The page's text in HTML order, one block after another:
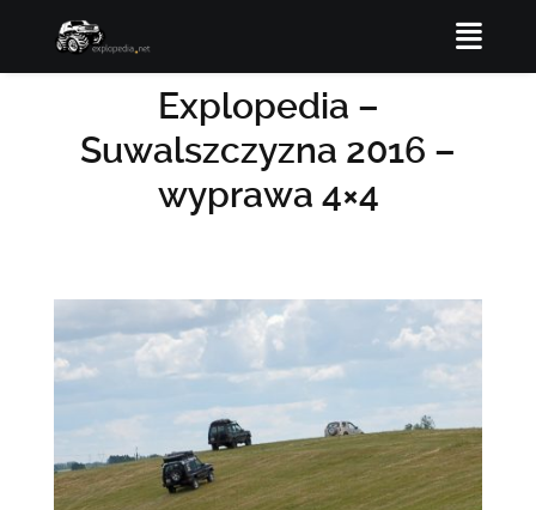
Explopedia –
Suwalszczyzna 2016 –
wyprawa 4×4